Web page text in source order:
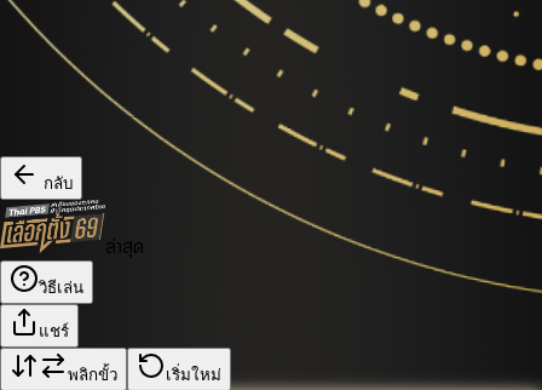
กลับ
ล่าสุด
วิธีเล่น
แชร์
พลิกขั้ว เริ่มใหม่